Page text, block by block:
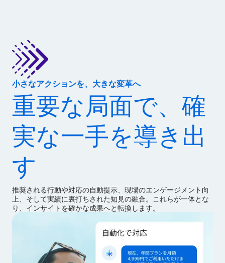
小さなアクションを、大きな変革へ
重要な局面で、確
実な一手を導き出
す
推奨される行動や対応の自動提示、現場のエンゲージメント向
上、そして実績に裏打ちされた知見の融合。これらが一体とな
り、インサイトを確かな成果へと転換します。